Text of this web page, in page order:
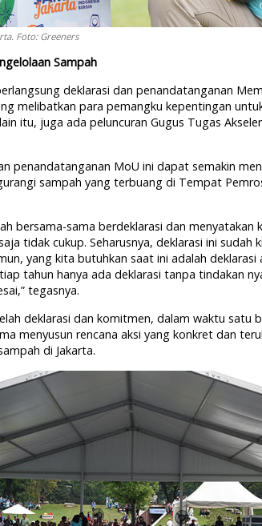
Foto: Greeners
Sampah
deklarasi dan penandatanganan
melibatkan para pemangku kepentingan
itu, juga ada peluncuran Gugus Tugas
penandatanganan MoU ini dapat semakin
sampah yang terbuang di Tempat
bersama-sama berdeklarasi dan menyatakan
tidak cukup. Seharusnya, deklarasi ini sudah
yang kita butuhkan saat ini adalah deklarasi
tahun hanya ada deklarasi tanpa tindakan
tegasnya.
deklarasi dan komitmen, dalam waktu satu
menyusun rencana aksi yang konkret dan
di Jakarta.